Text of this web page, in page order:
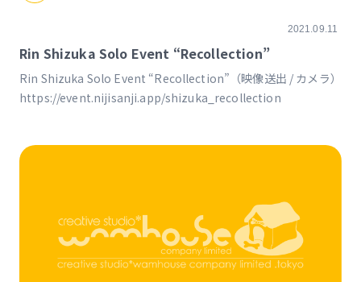
2021.09.11
Rin Shizuka Solo Event “Recollection”
Rin Shizuka Solo Event “Recollection”（映像送出 / カメラ）
https://event.nijisanji.app/shizuka_recollection